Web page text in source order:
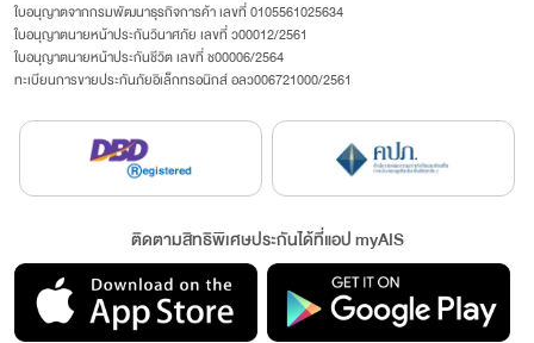
ใบอนุญาตจากกรมพัฒนาธุรกิจการค้า เลขที่ 0105561025634
ใบอนุญาตนายหน้าประกันวินาศภัย เลขที่ ว00012/2561
ใบอนุญาตนายหน้าประกันชีวิต เลขที่ ช00006/2564
ทะเบียนการขายประกันภัยอิเล็กทรอนิกส์ อลว006721000/2561
ติดตามสิทธิพิเศษประกันได้ที่แอป myAIS